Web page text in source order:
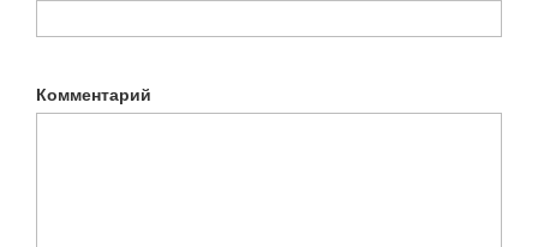
Комментарий